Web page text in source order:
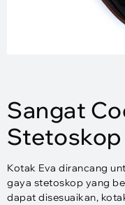
Sangat
Stetoskop
Kotak Eva dirancang
gaya stetoskop yang
dapat disesuaikan,